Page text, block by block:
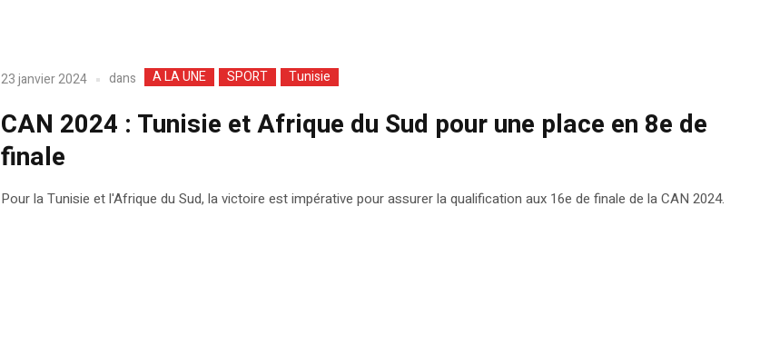
23 janvier 2024 dans A LA UNE SPORT Tunisie
CAN 2024 : Tunisie et Afrique du Sud pour une place en 8e de
finale
Pour la Tunisie et l'Afrique du Sud, la victoire est impérative pour assurer la qualification aux 16e de finale de la CAN 2024.